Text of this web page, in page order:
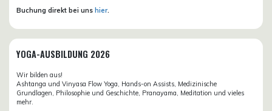
Buchung direkt bei uns hier.
YOGA-AUSBILDUNG 2026
Wir bilden aus!
Ashtanga und Vinyasa Flow Yoga, Hands-on Assists, Medizinische
Grundlagen, Philosophie und Geschichte, Pranayama, Meditation und vieles
mehr.